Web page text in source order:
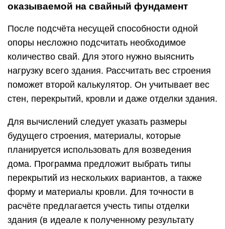
оказываемой на свайный фундамент
После подсчёта несущей способности одной
опоры несложно подсчитать необходимое
количество свай. Для этого нужно выяснить
нагрузку всего здания. Рассчитать вес строения
поможет второй калькулятор. Он учитывает вес
стен, перекрытий, кровли и даже отделки здания.
Для вычислений следует указать размеры
будущего строения, материалы, которые
планируется использовать для возведения
дома. Программа предложит выбрать типы
перекрытий из нескольких вариантов, а также
форму и материалы кровли. Для точности в
расчёте предлагается учесть типы отделки
здания (в идеале к полученному результату